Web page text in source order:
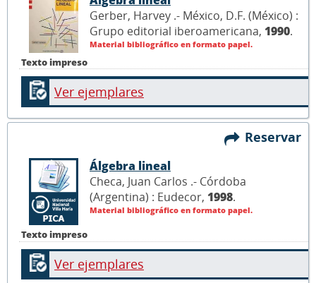
Texto impreso
Gerber, Harvey .- México, D.F. (México) :
Grupo editorial iberoamericana, 1990.
Material bibliográfico en formato papel.
Ver ejemplares
Reservar
Texto impreso
Álgebra lineal
Checa, Juan Carlos .- Córdoba
(Argentina) : Eudecor, 1998.
Material bibliográfico en formato papel.
Ver ejemplares